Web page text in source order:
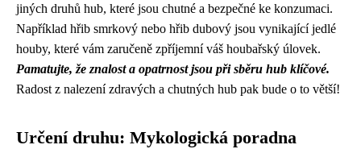
jiných druhů hub, které jsou chutné a bezpečné ke konzumaci.
Například hřib smrkový nebo hřib dubový jsou vynikající jedlé
houby, které vám zaručeně zpříjemní váš houbařský úlovek.
Pamatujte, že znalost a opatrnost jsou při sběru hub klíčové.
Radost z nalezení zdravých a chutných hub pak bude o to větší!
Určení druhu: Mykologická poradna